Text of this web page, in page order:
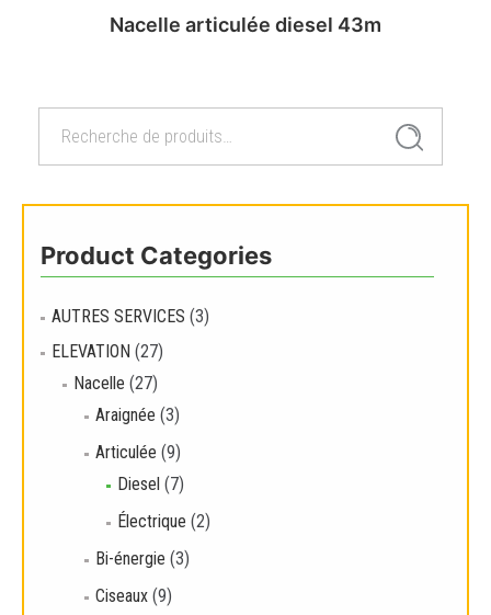
pour :
Recherche
Product Categories
AUTRES SERVICES (3)
ELEVATION (27)
Nacelle (27)
Araignée (3)
Articulée (9)
Diesel (7)
Électrique (2)
Bi-énergie (3)
Ciseaux (9)
Nacelle articulée diesel 43m
Lire la suite